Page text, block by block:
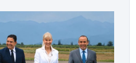
خلفية اتهامات سبق أن وجهها هذا
وربطه بملف المخدرات.المنصوري أكدت أن
اليوم […]